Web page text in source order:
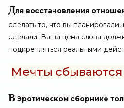
Для восстановления
сделать то, что вы
сделали. Ваша цена слова
подкрепляться реальными
Мечты сбываются
В Эротическом сборнике